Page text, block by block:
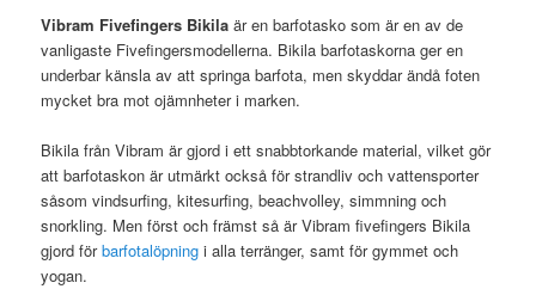
Vibram Fivefingers Bikila är en barfotasko som är en av de
vanligaste Fivefingersmodellerna. Bikila barfotaskorna ger en
underbar känsla av att springa barfota, men skyddar ändå foten
mycket bra mot ojämnheter i marken.
Bikila från Vibram är gjord i ett snabbtorkande material, vilket gör
att barfotaskon är utmärkt också för strandliv och vattensporter
såsom vindsurfing, kitesurfing, beachvolley, simmning och
snorkling. Men först och främst så är Vibram fivefingers Bikila
gjord förbarfotalöpning i alla terränger, samt för gymmet och
yogan.